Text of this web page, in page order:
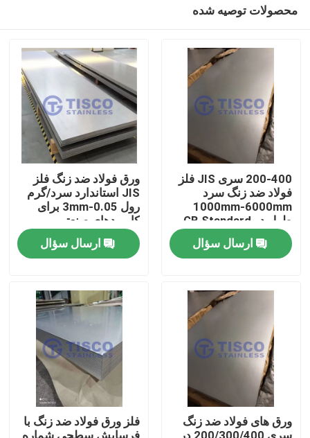
صفحه اصلی
محصولات
فیلم های
محصولات توصیه شده
200-400 سری JIS فلز
فولاد ضد زنگ سرد
1000mm-6000mm
طول در GB Standard
Mill Edge
ارسال سؤال
ورق فولاد ضد زنگ فلز
JIS استاندارد سرد/گرم
رول 0.05-3mm برای
کاربردهای صنعتی
ارسال سؤال
ورق های فولاد ضد زنگ
فلز ورق فولاد ضد زنگ با